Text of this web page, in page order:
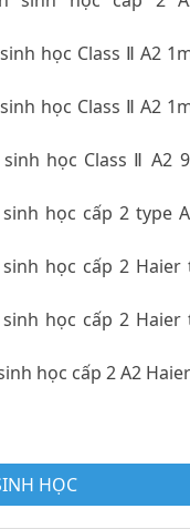
học Class Ⅱ A2
học Class Ⅱ A2
học Class Ⅱ A2
học cấp 2 type
học cấp 2 Haier
học cấp 2 Haier
học cấp 2 A2
HỌC